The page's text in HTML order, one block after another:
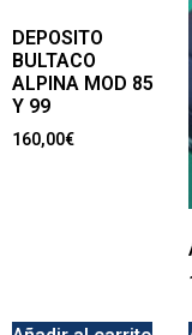
DEPOSITO
BULTACO
ALPINA MOD 85
Y 99
160,00€